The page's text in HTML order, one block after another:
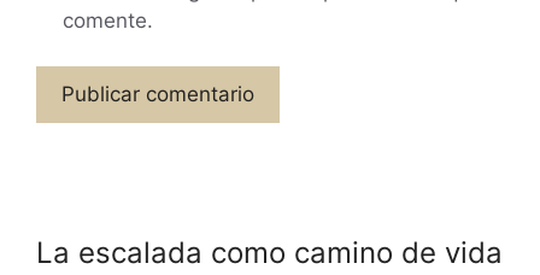
comente.
La escalada como camino de vida